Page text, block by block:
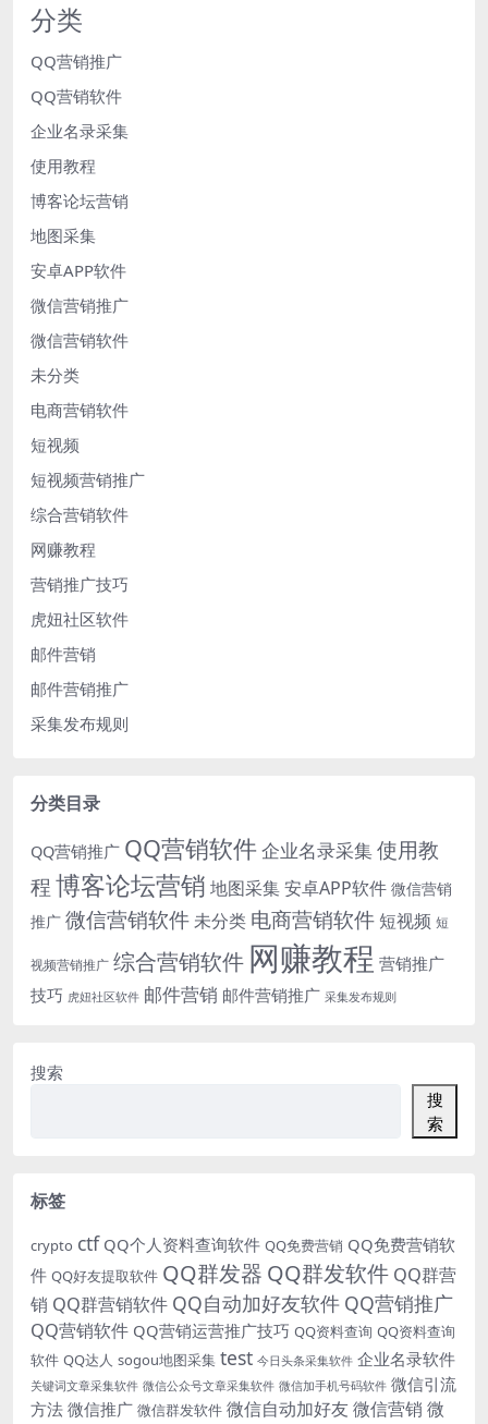
分类
QQ营销推广
QQ营销软件
企业名录采集
使用教程
博客论坛营销
地图采集
安卓APP软件
微信营销推广
微信营销软件
未分类
电商营销软件
短视频
短视频营销推广
综合营销软件
网赚教程
营销推广技巧
虎妞社区软件
邮件营销
邮件营销推广
采集发布规则
分类目录
QQ营销推广 QQ营销软件企业名录采集使用教
程博客论坛营销 地图采集安卓APP软件 微信营销
推广 微信营销软件未分类 电商营销软件短视频 短
视频营销推广 综合营销软件 网赚教程 营销推广
技巧 虎妞社区软件 邮件营销 邮件营销推广 采集发布规则
搜索
搜
索
标签
crypto ctf QQ个人资料查询软件 QQ免费营销 QQ免费营销软
件 QQ好友提取软件 QQ群发器 QQ群发软件 QQ群营
销 QQ群营销软件 QQ自动加好友软件 QQ营销推广
QQ营销软件 QQ营销运营推广技巧 QQ资料查询 QQ资料查询
软件 QQ达人 sogou地图采集 test 今日头条采集软件 企业名录软件
关键词文章采集软件 微信公众号文章采集软件 微信加手机号码软件 微信引流
方法 微信推广 微信群发软件 微信自动加好友 微信营销 微